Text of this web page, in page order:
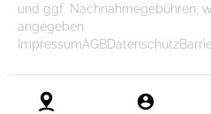
und ggf. Nachnahmegebühren,
angegeben
ImpressumAGBDatenschutz